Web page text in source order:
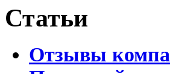
Статьи
Отзывы